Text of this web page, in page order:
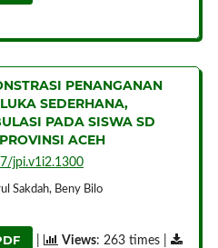
PENANGANAN
SEDERHANA,
PADA SISWA SD
ACEH
jpi.v1i2.1300
Sakdah, Beny Bilo
Views: 263 times |